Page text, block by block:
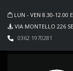
LUN - VEN 8.30-12.00
VIA MONTELLO 226
0362 1970281